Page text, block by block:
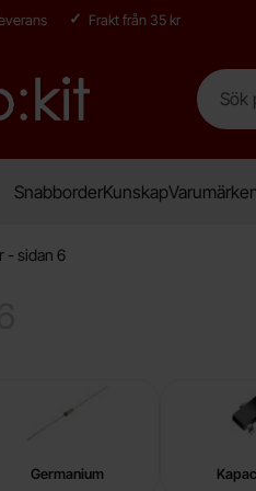
Frakt från 35 kr
för Electro:kit
Sök
Sök på
SnabborderKunskap
- sidan 6
Germanium